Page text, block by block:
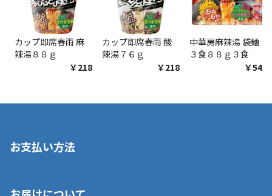
カップ即席春雨 麻
辣湯８８ｇ
￥218
カップ即席春雨 酸
辣湯７６ｇ
￥218
中華房麻辣湯 袋麺
３食８８ｇ３食
￥548
お支払い方法